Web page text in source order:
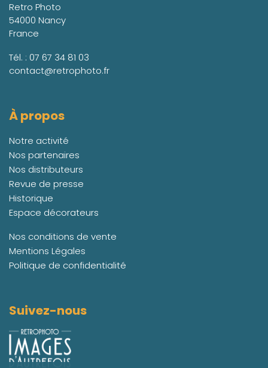
Retro Photo
54000 Nancy
France
Tél. : 07 67 34 81 03
contact@retrophoto.fr
À propos
Notre activité
Nos partenaires
Nos distributeurs
Revue de presse
Historique
Espace décorateurs
Nos conditions de vente
Mentions Légales
Politique de confidentialité
Suivez-nous